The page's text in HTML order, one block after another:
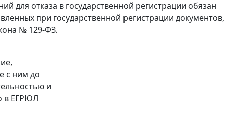
для отказа в государственной регистрации обязан
при государственной регистрации документов,
№ 129-ФЗ.
с ним до
и
в ЕГРЮЛ